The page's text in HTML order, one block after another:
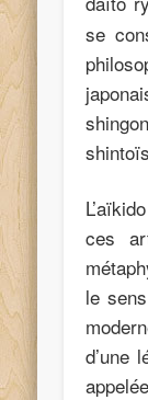
se
ces
le
d’une